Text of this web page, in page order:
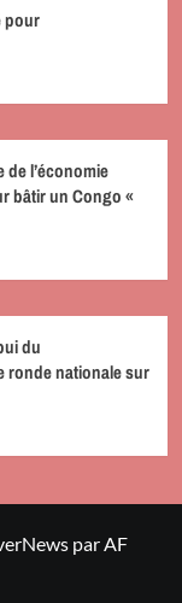
pour
l’économie
bâtir un Congo «
du
ronde nationale sur
par AF